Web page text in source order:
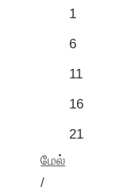
1
6
11
16
21
மேல்
/